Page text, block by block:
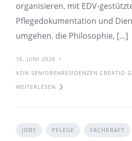
organisieren. mit EDV-
Pflegedokumentation und
umgehen. die Philosophie, […]
16. JUNI 2026
VON SENIORENRESIDENZEN CREATIO
WEITERLESEN
JOBS PFLEGE FACHKRAFT